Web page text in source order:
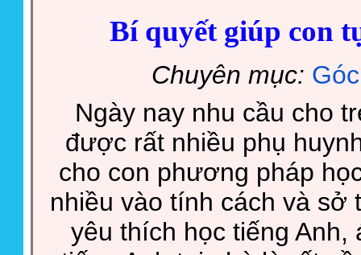
Bí quyết giúp con
Chuyên mục:
Ngày nay nhu cầu cho
được rất nhiều phụ
cho con phương pháp
nhiều vào tính cách và
yêu thích học tiếng